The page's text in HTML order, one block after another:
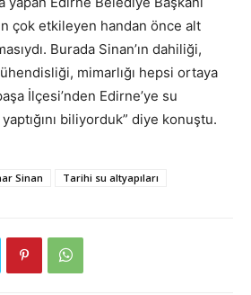
çok etkileyen handan önce alt
Burada Sinan’ın dahiliği,
mimarlığı hepsi ortaya
İlçesi’nden Edirne’ye su
biliyorduk” diye konuştu.
Sinan Tarihi su altyapıları